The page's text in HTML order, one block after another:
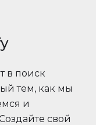
в поиск
тем, как мы
и
свой